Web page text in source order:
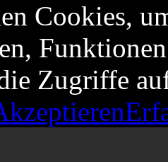
Cookies,
Zugriffe